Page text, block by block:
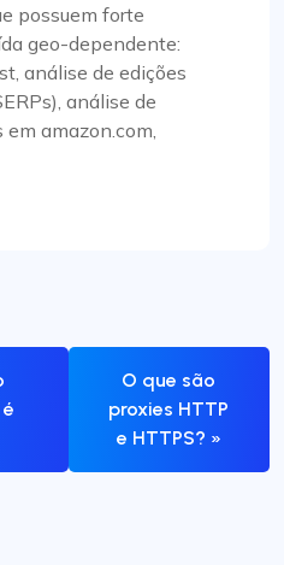
possuem forte
geo-dependente:
análise de edições
análise de
amazon.com,
O que são
proxies HTTP
e HTTPS? »